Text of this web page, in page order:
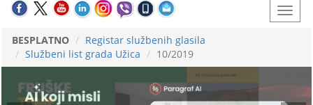
BESPLATNO
Registar službenih glasila
Službeni list grada Užica
10/2019